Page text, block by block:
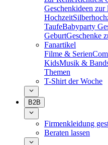
Geschenkideen zur
Hochzeit
TaufeBabyparty
GeburtGeschenke
Fanartikel
Filme & Serien
KidsMusik &
Themen
T-Shirt der Woche
B2B
Firmenkleidung
Beraten lassen